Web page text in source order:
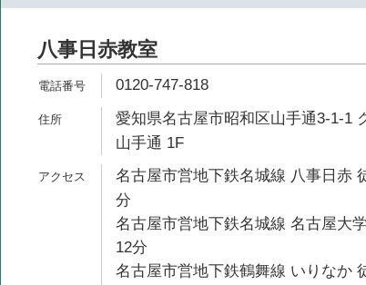
八事日赤教室
0120-747-818
愛知県名古屋市昭和区山手通3-1-1
山手通 1F
名古屋市営地下鉄名城線 八事日赤
分
名古屋市営地下鉄名城線 名古屋大
12分
名古屋市営地下鉄鶴舞線 いりなか